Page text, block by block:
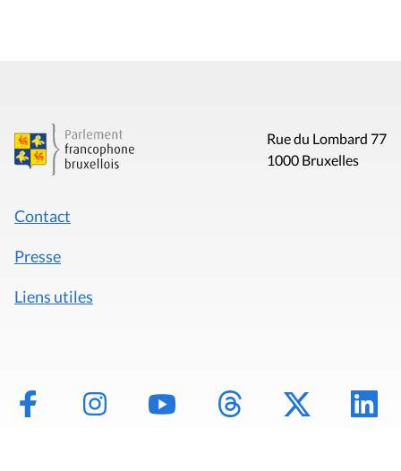
Rue du Lombard 77
1000 Bruxelles
Contact
Presse
Liens utiles